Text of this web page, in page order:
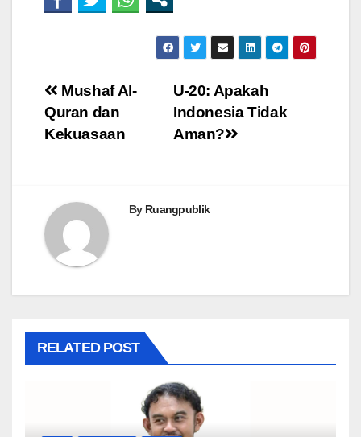
Post
navigation
U-20: Apakah
Indonesia Tidak
Aman?
Mushaf Al-
Quran dan
Kekuasaan
By Ruangpublik
RELATED POST